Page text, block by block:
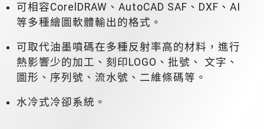
可相容CorelDRAW、AutoCAD SAF、DXF、AI
等多種繪圖軟體輸出的格式。
可取代油墨噴碼在多種反射率高的材料，進行
熱影響少的加工、刻印LOGO、批號、 文字、
圖形、序列號、流水號、二維條碼等。
水冷式冷卻系統。